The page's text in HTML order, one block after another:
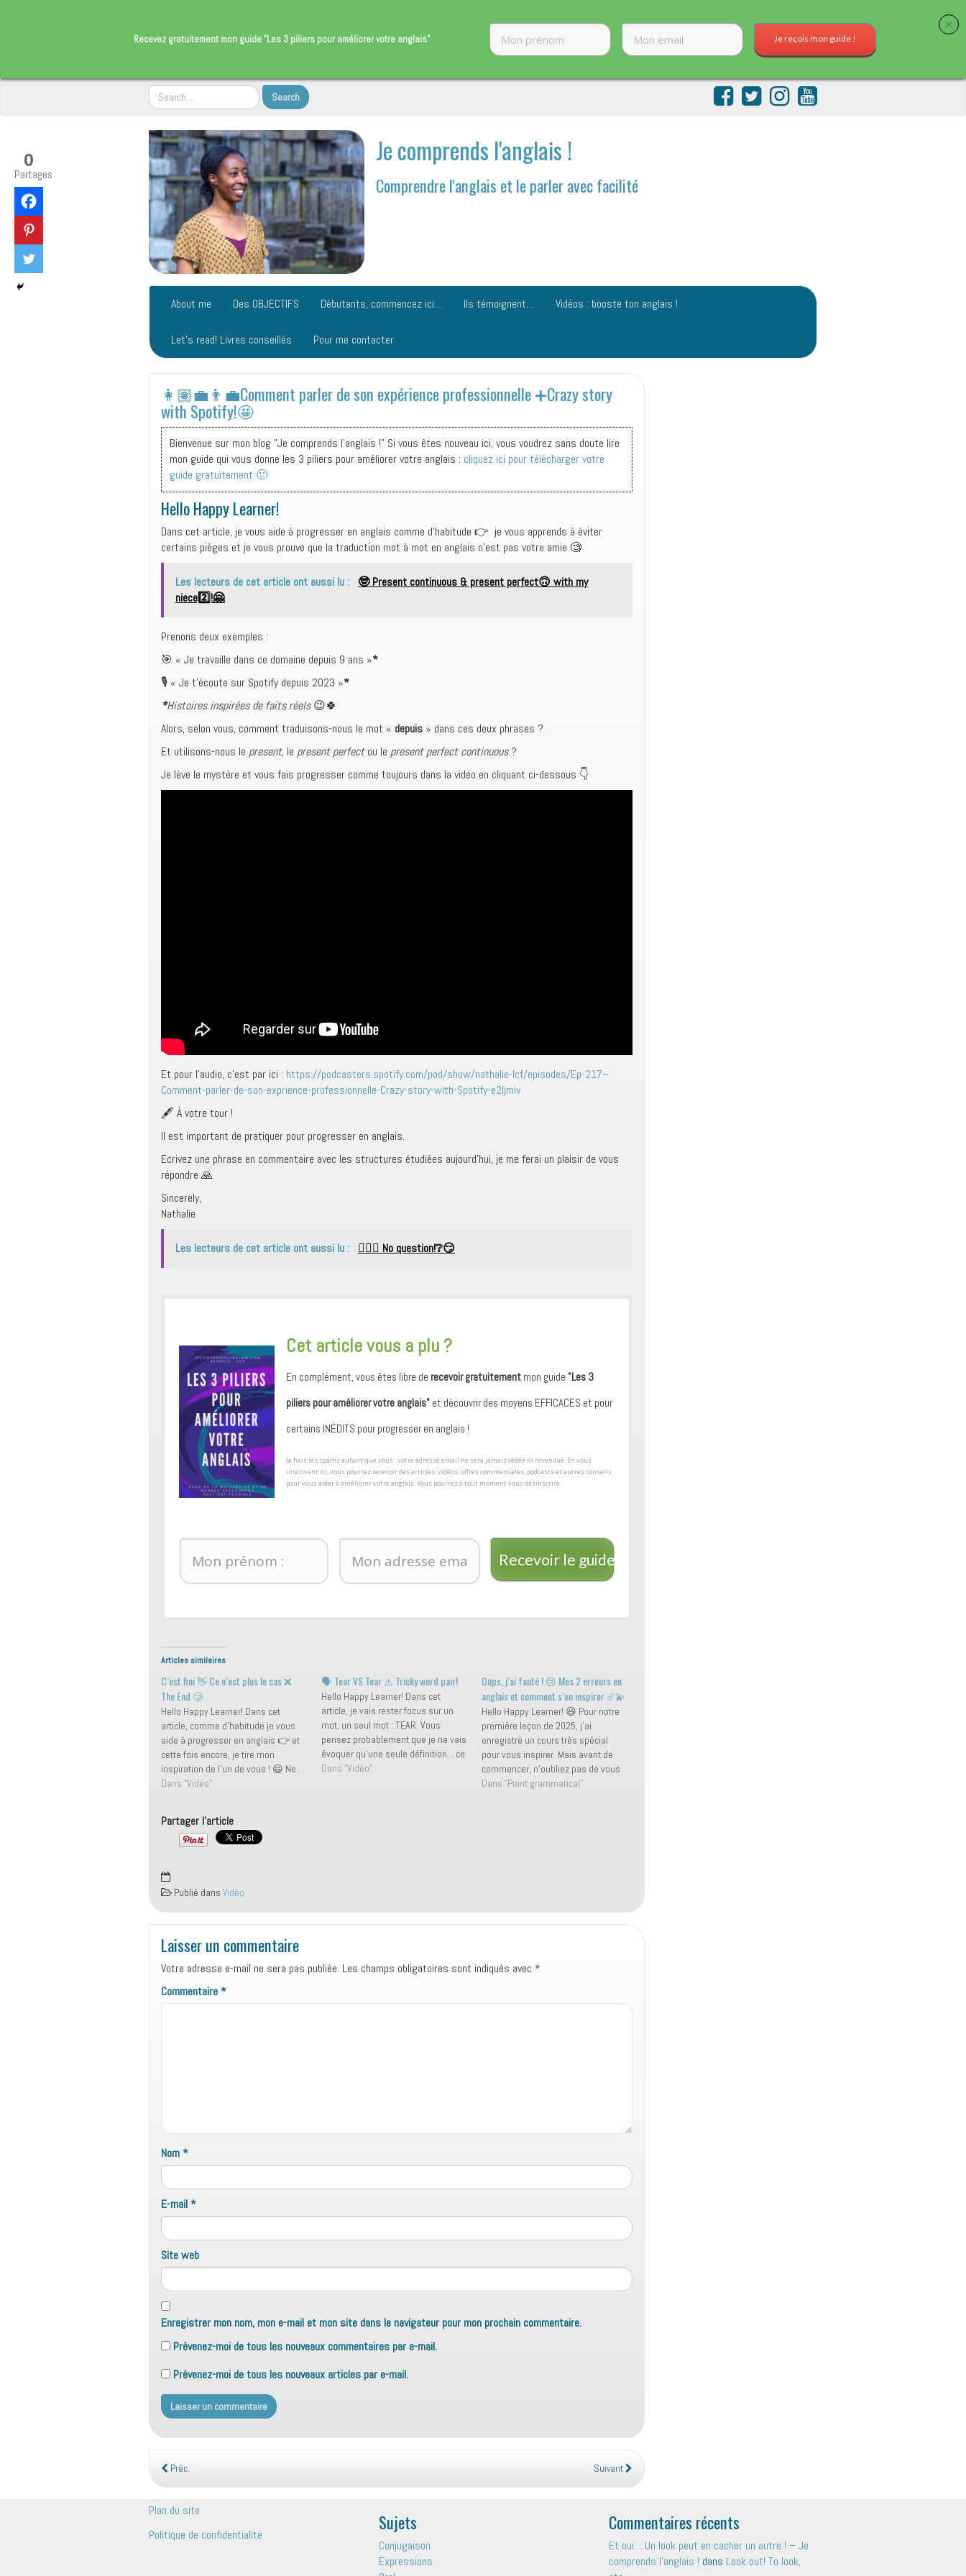
Je comprends l'anglais !
Comprendre l'anglais et le parler avec facilité
About me Des OBJECTIFS Débutants, commencez ici… Ils témoignent… Vidéos : booste ton anglais !
Let’s read! Livres conseillés Pour me contacter
👩🏽‍💼👨‍💼Comment parler de son expérience professionnelle ➕Crazy story
with Spotify!🤩
Bienvenue sur mon blog "Je comprends l'anglais !" Si vous êtes nouveau ici, vous voudrez sans doute lire
mon guide qui vous donne les 3 piliers pour améliorer votre anglais : cliquez ici pour télécharger votre
guide gratuitement 🙂
Hello Happy Learner!
Dans cet article, je vous aide à progresser en anglais comme d’habitude 👉 je vous apprends à éviter
certains pièges et je vous prouve que la traduction mot à mot en anglais n’est pas votre amie 🧐
Les lecteurs de cet article ont aussi lu :
🤓 Present continuous & present perfect🙃 with my
niece2️⃣!🤗
Prenons deux exemples :
🎯 « Je travaille dans ce domaine depuis 9 ans »*
🎙 « Je t’écoute sur Spotify depuis 2023 »*
*Histoires inspirées de faits réels😉🍀
Alors, selon vous, comment traduisons-nous le mot « depuis » dans ces deux phrases ?
Et utilisons-nous le present, le present perfectou le present perfect continuous?
Je lève le mystère et vous fais progresser comme toujours dans la vidéo en cliquant ci-dessous 👇
Et pour l’audio, c’est par ici : https://podcasters.spotify.com/pod/show/nathalie-lcf/episodes/Ep-217–
Comment-parler-de-son-exprience-professionnelle-Crazy-story-with-Spotify-e2ljmiv
🖋 À votre tour !
Il est important de pratiquer pour progresser en anglais.
Ecrivez une phrase en commentaire avec les structures étudiées aujourd’hui, je me ferai un plaisir de vous
répondre 🙏
Sincerely,
Nathalie
Les lecteurs de cet article ont aussi lu : 🤷🏽‍♀️ No question!❔😏
​Cet article vous a plu ?
En complément, vous êtes libre de recevoir gratuitement mon guide "Les 3
piliers pour améliorer votre anglais" et découvrir des moyens ​EFFICACES et pour
certains ​INÉDITS pour progresser en anglais !
​Je hais les spams autant que vous : votre adresse email ne sera jamais cédée ni revendue. En vous
inscrivant ici, vous pourrez recevoir des articles, vidéos, offres commerciales, podcasts et autres conseils
pour ​vous aider à améliorer votre anglais. Vous pourrez à tout moment vous désinscrire.
Recevoir le guide
Articles similaires
C’est fini 👋 Ce n’est plus le cas ❌
The End 🥲
Hello Happy Learner! Dans cet
article, comme d'habitude je vous
aide à progresser en anglais 👉 et
cette fois encore, je tire mon
inspiration de l’un de vous ! 😃 Ne…
plus Je vous enseigne à parler de ce
Dans "Vidéo"
🗣️ Tear VS Tear ⚠️ Tricky word pair!
Hello Happy Learner! Dans cet
article, je vais rester focus sur un
mot, un seul mot : TEAR. Vous
pensez probablement que je ne vais
évoquer qu'une seule définition... ce
qui serait logique n'est-ce pas ? 🤨
Dans "Vidéo"
Oups, j’ai fauté ! 😢 Mes 2 erreurs en
anglais et comment s’en inspirer ☄️💫
Hello Happy Learner! 😃 Pour notre
première leçon de 2025, j'ai
enregistré un cours très spécial
pour vous inspirer. Mais avant de
commencer, n'oubliez pas de vous
abonner si ce n'est pas déjà fait. 🌟
Dans "Point grammatical"
Partager l'article
0
Partages
Publié dans Vidéo
Laisser un commentaire
Votre adresse e-mail ne sera pas publiée. Les champs obligatoires sont indiqués avec *
Commentaire*
Nom*
E-mail*
Site web
Enregistrer mon nom, mon e-mail et mon site dans le navigateur pour mon prochain commentaire.
Prévenez-moi de tous les nouveaux commentaires par e-mail.
Prévenez-moi de tous les nouveaux articles par e-mail.
Préc. Suivant
Plan du site
Politique de confidentialité
Sujets
Conjugaison
Expressions
Commentaires récents
Et oui… Un look peut en cacher un autre ! – Je
comprends l'anglais ! dans Look out! To look,
​Recevez gratuitement mon guide "Les 3 piliers pour améliorer ​votre anglais" Je reçois mon guide !